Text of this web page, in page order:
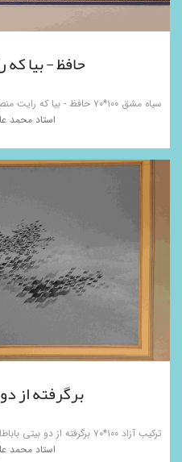
حافظ - بیا
سیاه مشق ۱۰۰*۷۰ حافظ - بیا که رایت منصور...
استاد محمد
برگرفته از
ترکیب آزاد ۱۰۰*۷۰ برگرفته از دو بیتی باباطاهر
استاد محمد